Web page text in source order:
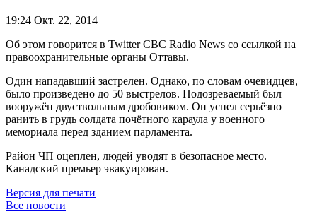
19:24 Окт. 22, 2014
Об этом говорится в Twitter СВС Radio News со ссылкой на
правоохранительные органы Оттавы.
Один нападавший застрелен. Однако, по словам очевидцев,
было произведено до 50 выстрелов. Подозреваемый был
вооружён двуствольным дробовиком. Он успел серьёзно
ранить в грудь солдата почётного караула у военного
мемориала перед зданием парламента.
Район ЧП оцеплен, людей уводят в безопасное место.
Канадский премьер эвакуирован.
Версия для печати
Все новости